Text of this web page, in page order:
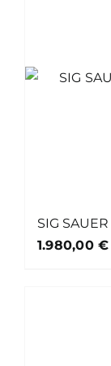
SIG
1.980,00€